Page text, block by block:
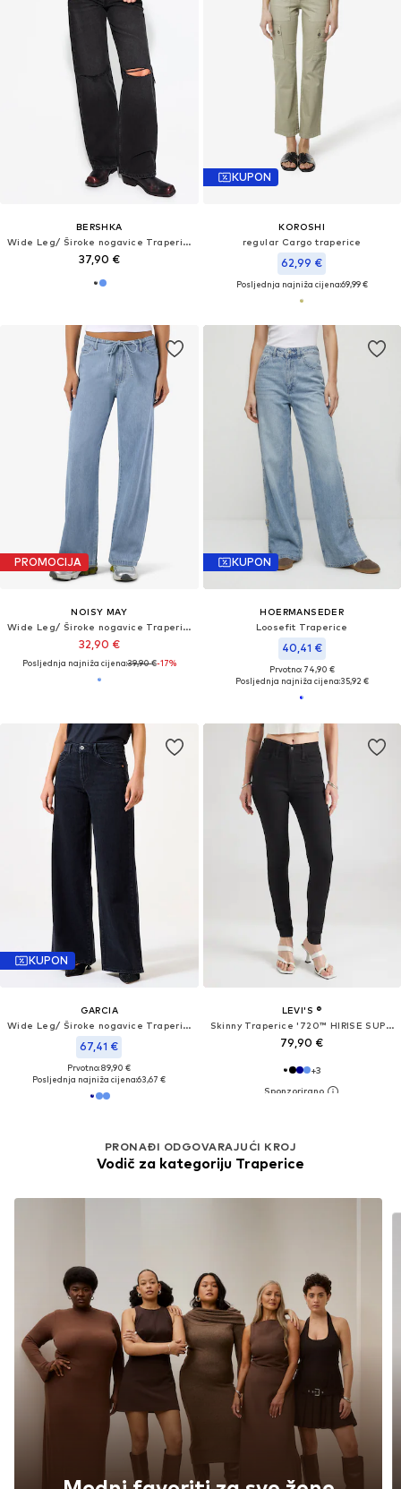
BERSHKA
Wide Leg/ Široke nogavice Traperice
37,90 €
KUPON
KOROSHI
regular Cargo traperice
62,99 €
Posljednja najniža cijena:69,99 €
PROMOCIJA
NOISY MAY
Wide Leg/ Široke nogavice Traperice 'NMRine'
32,90 €
Posljednja najniža cijena:39,90 €-17%
KUPON
HOERMANSEDER
Loosefit Traperice
40,41 €
Prvotno: 74,90 €
Posljednja najniža cijena:35,92 €
KUPON
GARCIA
Wide Leg/ Široke nogavice Traperice
67,41 €
Prvotno: 89,90 €
Posljednja najniža cijena:63,67 €
LEVI'S ®
Skinny Traperice '720™ HIRISE SUPER SKINNY'
79,90 €
+3
PRONAĐI ODGOVARAJUĆI KROJ
Vodič za kategoriju Traperice